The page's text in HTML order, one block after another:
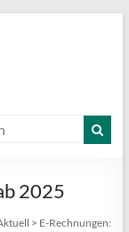
2025
> E-Rechnungen: